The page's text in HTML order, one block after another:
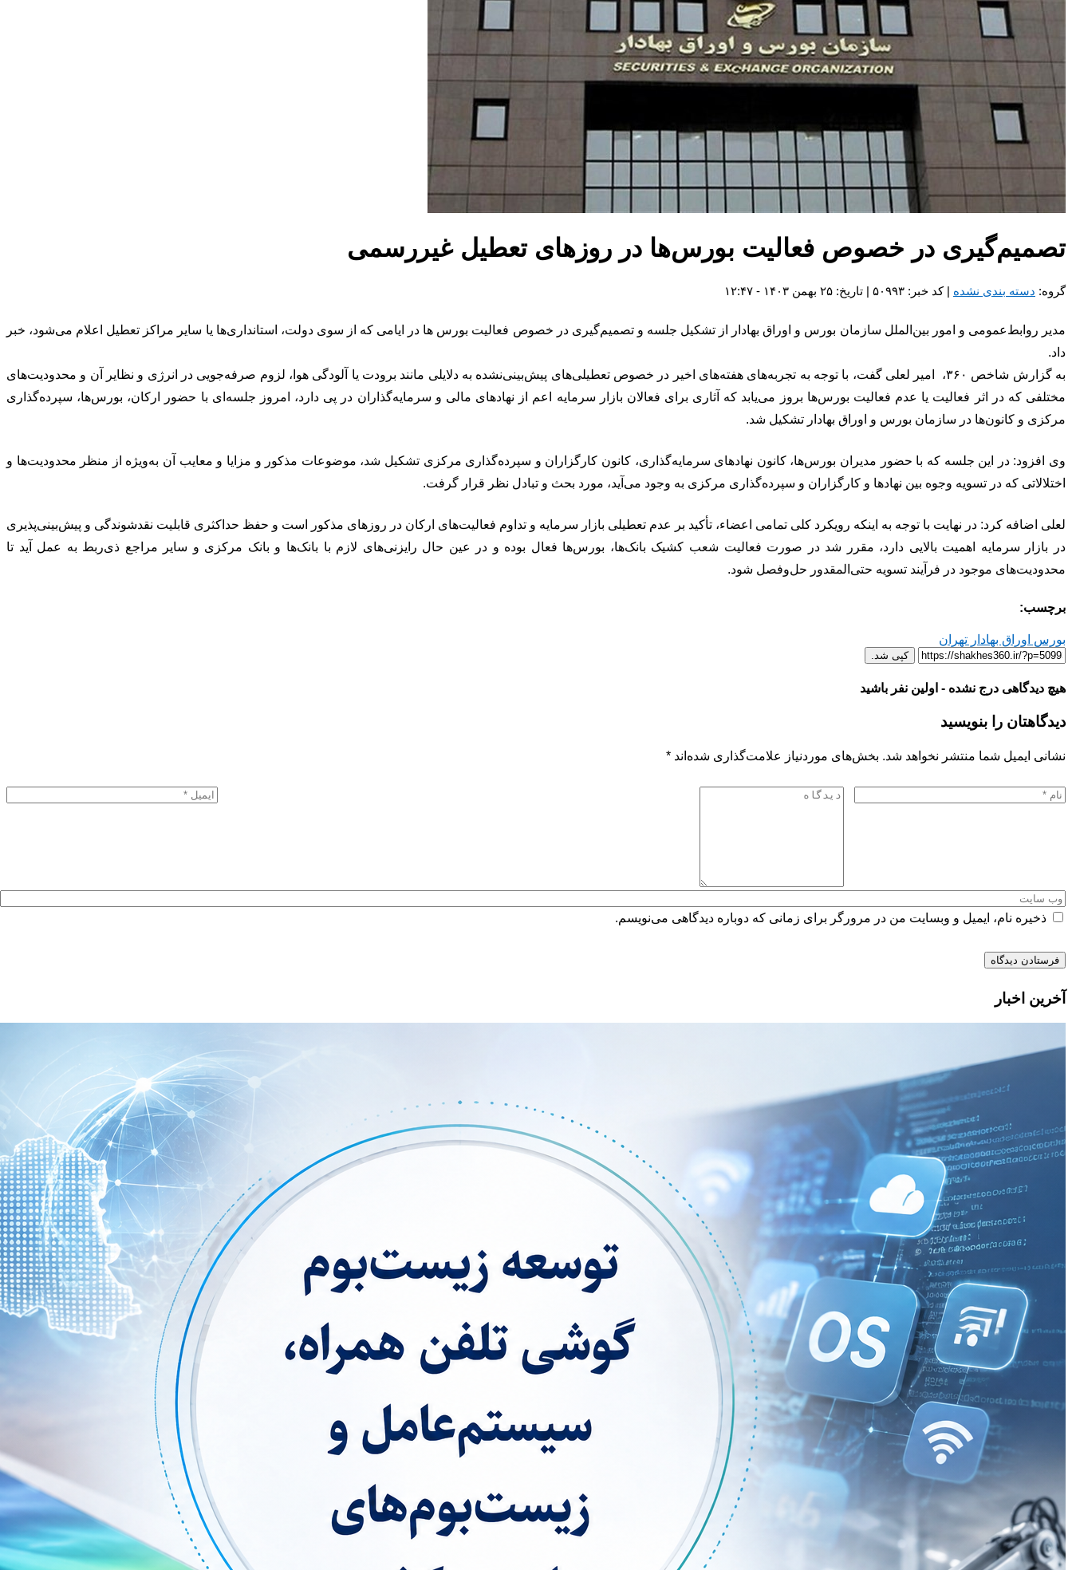
تصمیم‌گیری در خصوص فعالیت بورس‌ها در روزهای تعطیل غیررسمی
گروه: دسته بندی نشده | کد خبر: ۵۰۹۹۳ | تاریخ: ۲۵ بهمن ۱۴۰۳ - ۱۲:۴۷
مدیر روابط‌عمومی و امور بین‌الملل سازمان بورس و اوراق بهادار از تشکیل جلسه و تصمیم‌گیری در خصوص فعالیت بورس ها در ایامی که از سوی دولت، استانداری‌ها یا سایر مراکز تعطیل اعلام می‌شود، خبر
داد.
به گزارش شاخص ۳۶۰، امیر لعلی گفت، با توجه به تجربه‌های هفته‌های اخیر در خصوص تعطیلی‌های پیش‌بینی‌نشده به دلایلی مانند برودت یا آلودگی هوا، لزوم صرفه‌جویی در انرژی و نظایر آن و محدودیت‌های
مختلفی که در اثر فعالیت یا عدم فعالیت بورس‌ها بروز می‌یابد که آثاری برای فعالان بازار سرمایه اعم از نهادهای مالی و سرمایه‌گذاران در پی دارد، امروز جلسه‌ای با حضور ارکان، بورس‌ها، سپرده‌گذاری
مرکزی و کانون‌ها در سازمان بورس و اوراق بهادار تشکیل شد.
وی افزود: در این جلسه که با حضور مدیران بورس‌ها، کانون‌ نهادهای سرمایه‌گذاری، کانون کارگزاران و سپرده‌گذاری مرکزی تشکیل شد، موضوعات مذکور و مزایا و معایب آن به‌ویژه از منظر محدودیت‌ها و
اختلالاتی که در تسویه وجوه بین نهادها و کارگزاران و سپرده‌گذاری مرکزی به وجود می‌آید، مورد بحث و تبادل نظر قرار گرفت.
لعلی اضافه کرد: در نهایت با توجه به اینکه رویکرد کلی تمامی اعضاء، تأکید بر عدم تعطیلی بازار سرمایه و تداوم فعالیت‌های ارکان در روزهای مذکور است و حفظ حداکثری قابلیت نقدشوندگی و پیش‌بینی‌پذیری
در بازار سرمایه اهمیت بالایی دارد، مقرر شد در صورت فعالیت شعب کشیک بانک‌ها، بورس‌ها فعال بوده و در عین حال رایزنی‌های لازم با بانک‌ها و بانک مرکزی و سایر مراجع ذی‌ربط به عمل آید تا
محدودیت‌های موجود در فرآیند تسویه حتی‌المقدور حل‌و‌فصل شود.
برچسب:
بورس اوراق بهادار تهران
کپی شد.
هیچ دیدگاهی درج نشده - اولین نفر باشید
دیدگاهتان را بنویسید
نشانی ایمیل شما منتشر نخواهد شد. بخش‌های موردنیاز علامت‌گذاری شده‌اند *
ذخیره نام، ایمیل و وبسایت من در مرورگر برای زمانی که دوباره دیدگاهی می‌نویسم.
آخرین اخبار